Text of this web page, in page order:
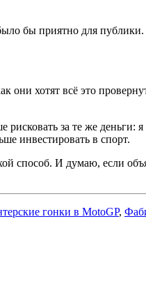
бы приятно для
хотят всё это
рисковать за те же
инвестировать в спорт.
способ. И думаю, если
гонки в MotoGP,